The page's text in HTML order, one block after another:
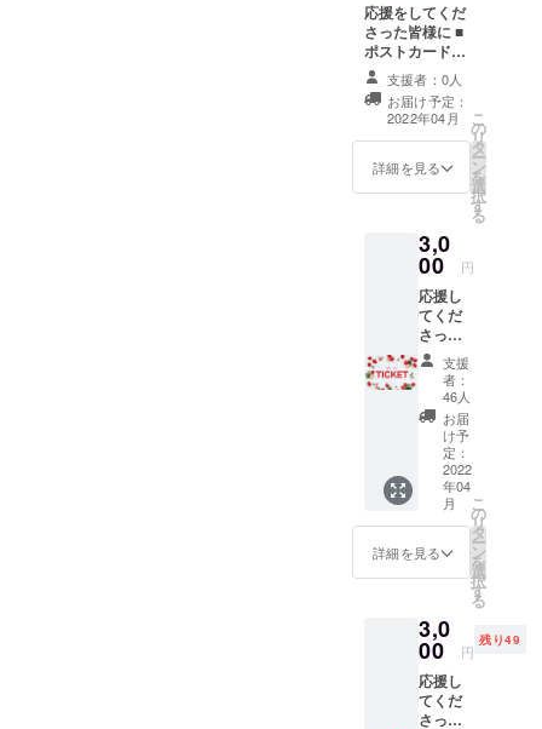
応援をしてくだ
さった皆様に ■
ポストカードに
て感謝の気持ち
を込めてお礼の
メッセージを送
らせていただき
ます。 ※4月より
随時発送
支援者：0人
お届け予定：
2022年04月
詳細を見る
こ
の
リ
タ
ー
ン
を
選
択
す
る
3,0
00 円
応援し
てくだ
さった
皆様に
・チ
ケット4
枚 当店
にて800
円以内
のいち
ご・パ
フェ・
ソフト
クリー
ム・ド
リンク
らお好
きな商
品1品と
引き換
えがで
きるチ
支援
者：
46人
お届
け予
定：
2022
年04
月
詳細を見る
こ
の
リ
タ
ー
ン
を
選
択
す
る
3,0
00 円
残り49
応援し
てくだ
さった